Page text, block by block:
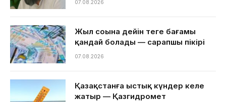
07.08.2026
Жыл соңына дейін теңге бағамы
қандай болады — сарапшы пікірі
07.08.2026
Қазақстанға ыстық күндер келе
жатыр — Қазгидромет